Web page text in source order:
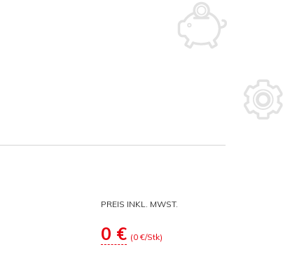
da dies den Preis für diese Papierkategorie beeinflusst.
PREIS INKL. MWST.
0 € (0€/Stk)